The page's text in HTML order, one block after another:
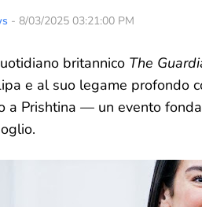
- 8/03/2025 03:21:00 PM
britannico The
e al suo legame profondo
a Prishtina — un evento